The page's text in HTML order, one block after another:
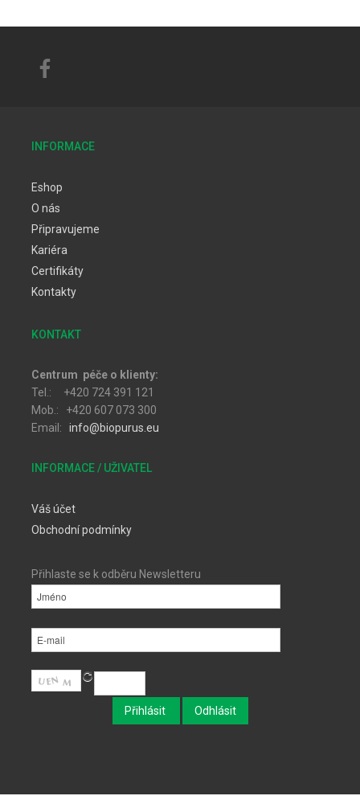
INFORMACE
Eshop
O nás
Připravujeme
Kariéra
Certifikáty
Kontakty
KONTAKT
Centrum péče o klienty:
Tel.: +420 724 391 121
Mob.: +420 607 073 300
Email: info@biopurus.eu
INFORMACE / UŽIVATEL
Váš účet
Obchodní podmínky
Přihlaste se k odběru Newsletteru